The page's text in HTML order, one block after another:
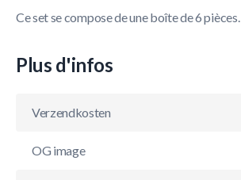
Ce set se compose de une boîte de 6 pièces.
Plus d'infos
Verzendkosten
OG image